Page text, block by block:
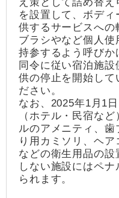
を設置して、ボデ
供するサービスへ
ブラシやなど個人
持参するよう呼びか
同令に従い宿泊施
供の停止を開始して
ださい。
なお、2025年1月1
（ホテル・民宿な
ルのアメニティ、
り用カミソリ、ヘ
などの衛生用品の
しない施設にはペ
られます。